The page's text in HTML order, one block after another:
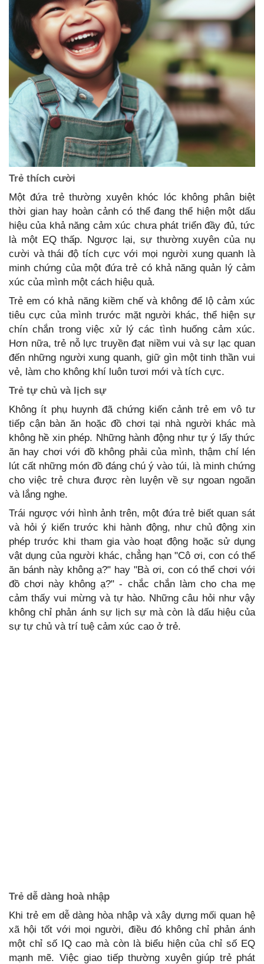
Trẻ thích cười
Một đứa trẻ thường xuyên khóc lóc không phân biệt
thời gian hay hoàn cảnh có thể đang thể hiện một dấu
hiệu của khả năng cảm xúc chưa phát triển đầy đủ, tức
là một EQ thấp. Ngược lại, sự thường xuyên của nụ
cười và thái độ tích cực với mọi người xung quanh là
minh chứng của một đứa trẻ có khả năng quản lý cảm
xúc của mình một cách hiệu quả.
Trẻ em có khả năng kiềm chế và không để lộ cảm xúc
tiêu cực của mình trước mặt người khác, thể hiện sự
chín chắn trong việc xử lý các tình huống cảm xúc.
Hơn nữa, trẻ nỗ lực truyền đạt niềm vui và sự lạc quan
đến những người xung quanh, giữ gìn một tinh thần vui
vẻ, làm cho không khí luôn tươi mới và tích cực.
Trẻ tự chủ và lịch sự
Không ít phụ huynh đã chứng kiến cảnh trẻ em vô tư
tiếp cận bàn ăn hoặc đồ chơi tại nhà người khác mà
không hề xin phép. Những hành động như tự ý lấy thức
ăn hay chơi với đồ không phải của mình, thậm chí lén
lút cất những món đồ đáng chú ý vào túi, là minh chứng
cho việc trẻ chưa được rèn luyện về sự ngoan ngoãn
và lắng nghe.
Trái ngược với hình ảnh trên, một đứa trẻ biết quan sát
và hỏi ý kiến trước khi hành động, như chủ động xin
phép trước khi tham gia vào hoạt động hoặc sử dụng
vật dụng của người khác, chẳng hạn "Cô ơi, con có thể
ăn bánh này không ạ?" hay "Bà ơi, con có thể chơi với
đồ chơi này không ạ?" - chắc chắn làm cho cha mẹ
cảm thấy vui mừng và tự hào. Những câu hỏi như vậy
không chỉ phản ánh sự lịch sự mà còn là dấu hiệu của
sự tự chủ và trí tuệ cảm xúc cao ở trẻ.
Trẻ dễ dàng hoà nhập
Khi trẻ em dễ dàng hòa nhập và xây dựng mối quan hệ
xã hội tốt với mọi người, điều đó không chỉ phản ánh
một chỉ số IQ cao mà còn là biểu hiện của chỉ số EQ
mạnh mẽ. Việc giao tiếp thường xuyên giúp trẻ phát